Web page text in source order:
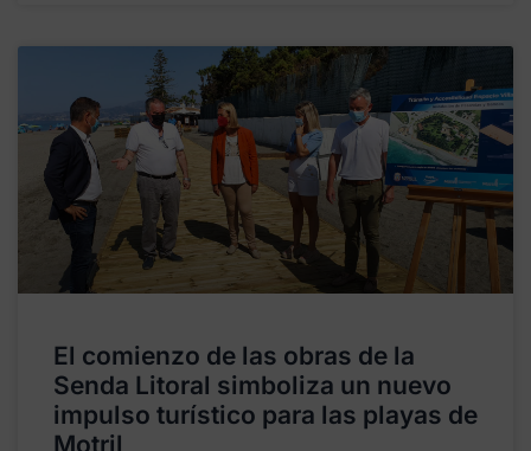
El comienzo de las obras de la
Senda Litoral simboliza un nuevo
impulso turístico para las playas de
Motril